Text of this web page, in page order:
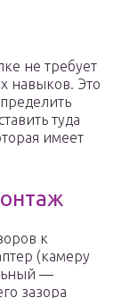
не требует
навыков. Это
туда
имеет
к
(камеру
—
зазора